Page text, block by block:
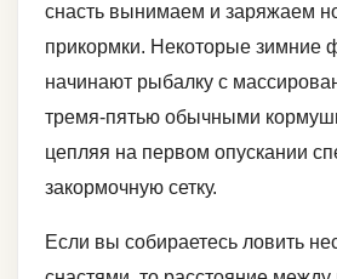
снасть вынимаем и заряжаем
прикормки. Некоторые зимние
начинают рыбалку с
тремя-пятью обычными
цепляя на первом опускании
закормочную сетку.
Если вы собираетесь ловить